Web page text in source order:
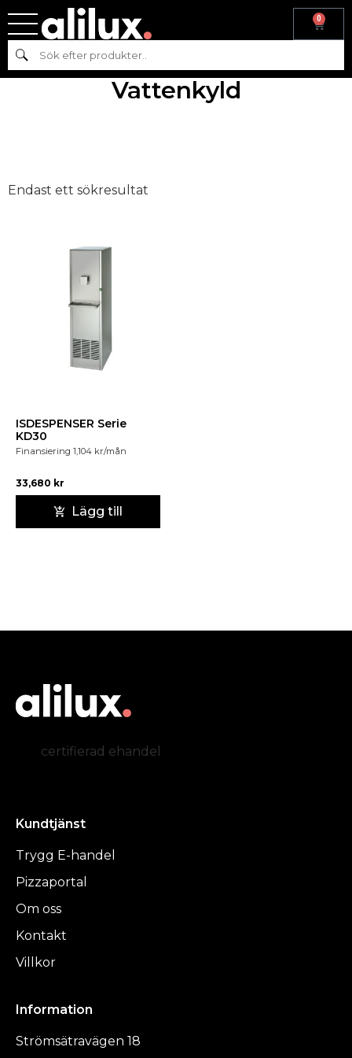
0
Sök
Hem / Produkt alt, dörr och draglådor / Vattenkyld
Vattenkyld
Endast ett sökresultat
ISDESPENSER Serie
KD30
Finansiering 1,104 kr/mån
33,680 kr
Lägg till
certifierad ehandel
Kundtjänst
Trygg E-handel
Pizzaportal
Om oss
Kontakt
Villkor
Information
Strömsätravägen 18